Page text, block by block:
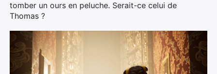
tomber un ours en peluche. Serait-ce celui de
Thomas ?